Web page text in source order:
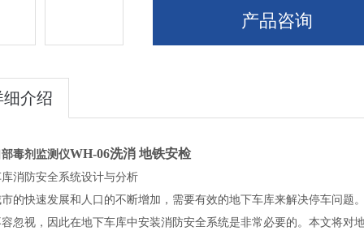
产品咨询
细介绍
毒剂监测仪WH-06洗消 地铁安检
消防安全系统设计与分析
的快速发展和人口的不断增加，需要有效的地下车库来解决停车问题
忽视，因此在地下车库中安装消防安全系统是非常必要的。本文将对